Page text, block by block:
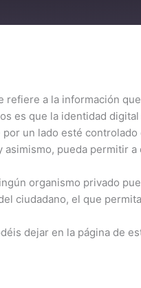
a la información
es que la identidad
un lado esté
pueda permitir
organismo privado
ciudadano, el que
dejar en la página de